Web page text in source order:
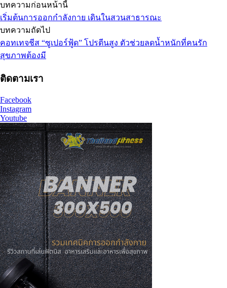
บทความก่อนหน้านี้
เริ่มต้นการออกกำลังกาย เดินในสวนสาธารณะ
บทความถัดไป
คอทเทจชีส “ซูเปอร์ฟู้ด” โปรตีนสูง ตัวช่วยลดน้ำหนักที่คนรัก
สุขภาพต้องมี
ติดตามเรา
Facebook
Instagram
Youtube